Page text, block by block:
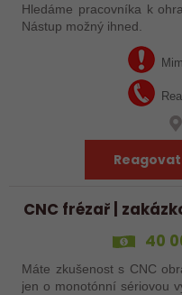
Hledáme pracovníka k
Nástup možný ihned.
CNC frézař |
40
Máte zkušenost s CNC
jen o monotónní sériovou výrobu? Do